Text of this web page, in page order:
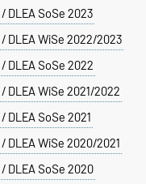
DLEA SoSe 2023
DLEA WiSe 2022/2023
DLEA SoSe 2022
DLEA WiSe 2021/2022
DLEA SoSe 2021
DLEA WiSe 2020/2021
DLEA SoSe 2020